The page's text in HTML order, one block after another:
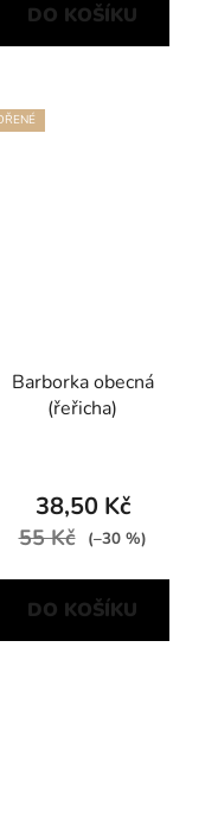
DO KOŠÍKU
Barborka obecná
(řeřicha)
38,50 Kč
55 Kč (–30 %)
DO KOŠÍKU